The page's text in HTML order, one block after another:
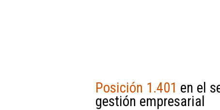
Posición 1.401 en el
gestión empresarial